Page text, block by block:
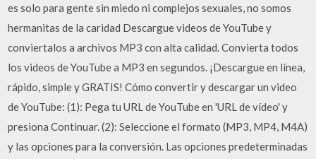
es solo para gente sin miedo ni complejos sexuales, no somos
hermanitas de la caridad Descargue videos de YouTube y
conviertalos a archivos MP3 con alta calidad. Convierta todos
los videos de YouTube a MP3 en segundos. ¡Descargue en línea,
rápido, simple y GRATIS! Cómo convertir y descargar un video
de YouTube: (1): Pega tu URL de YouTube en 'URL de vídeo' y
presiona Continuar. (2): Seleccione el formato (MP3, MP4, M4A)
y las opciones para la conversión. Las opciones predeterminadas